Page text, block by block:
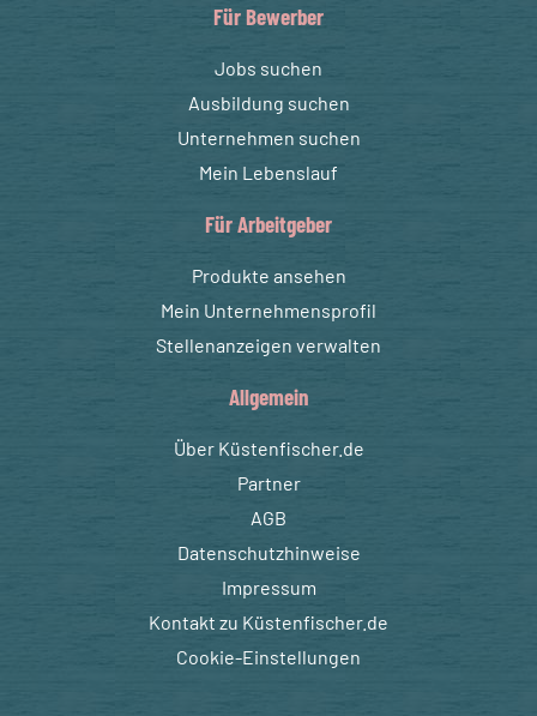
Für Bewerber
Jobs suchen
Ausbildung suchen
Unternehmen suchen
Mein Lebenslauf
Für Arbeitgeber
Produkte ansehen
Mein Unternehmensprofil
Stellenanzeigen verwalten
Allgemein
Über Küstenfischer.de
Partner
AGB
Datenschutzhinweise
Impressum
Kontakt zu Küstenfischer.de
Cookie-Einstellungen